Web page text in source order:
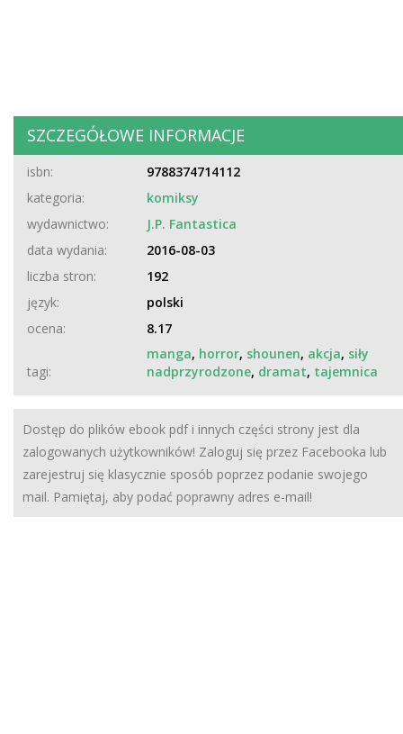
SZCZEGÓŁOWE INFORMACJE
isbn:
9788374714112
kategoria:
komiksy
wydawnictwo:
J.P. Fantastica
data wydania:
2016-08-03
liczba stron:
192
język:
polski
ocena:
8.17
tagi:
manga, horror, shounen, akcja, siły
nadprzyrodzone, dramat, tajemnica
Dostęp do plików ebook pdf i innych części strony jest dla
zalogowanych użytkowników! Zaloguj się przez Facebooka lub
zarejestruj się klasycznie sposób poprzez podanie swojego
mail. Pamiętaj, aby podać poprawny adres e-mail!